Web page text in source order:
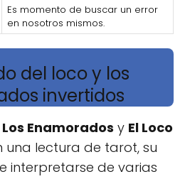
Es momento de buscar un error
en nosotros mismos.
del loco y los
invertidos
Los Enamorados y El Loco
una lectura de tarot, su
interpretarse de varias